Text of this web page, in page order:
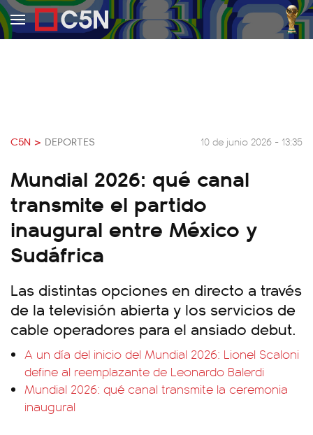
C5N > DEPORTES 10 de junio 2026 - 13:35
Mundial 2026: qué canal
transmite el partido
inaugural entre México y
Sudáfrica
Las distintas opciones en directo a través
de la televisión abierta y los servicios de
cable operadores para el ansiado debut.
A un día del inicio del Mundial 2026: Lionel Scaloni
define al reemplazante de Leonardo Balerdi
Mundial 2026: qué canal transmite la ceremonia
inaugural